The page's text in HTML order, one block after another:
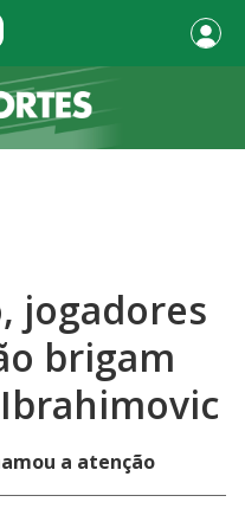
jogadores
brigam
a atenção